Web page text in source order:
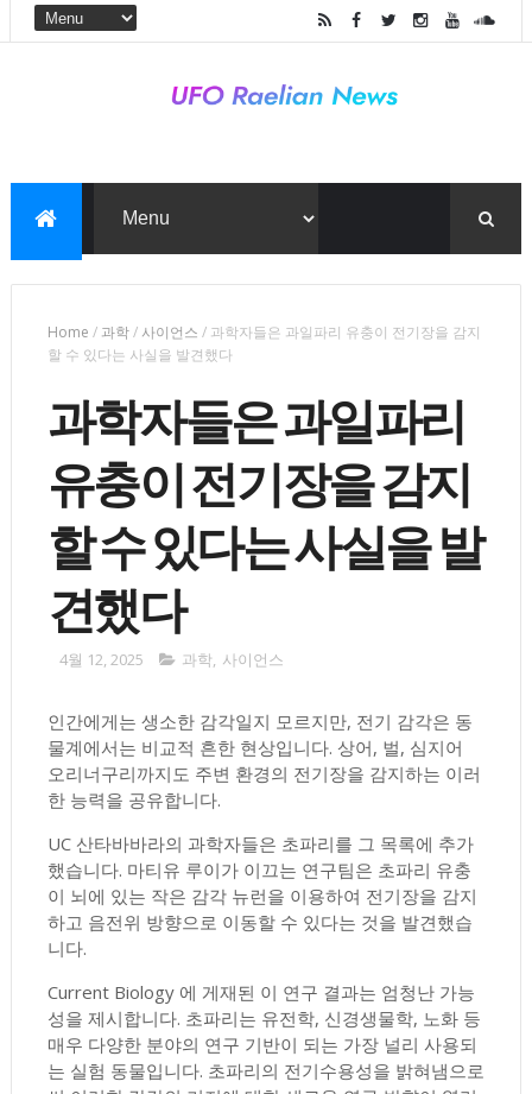
Home / 과학/ 사이언스 / 과학자들은 과일파리 유충이 전기장을 감지
할 수 있다는 사실을 발견했다
과학자들은 과일파리
유충이 전기장을 감지
할 수 있다는 사실을 발
견했다
4월 12, 2025 과학, 사이언스
인간에게는 생소한 감각일지 모르지만, 전기 감각은 동
물계에서는 비교적 흔한 현상입니다. 상어, 벌, 심지어
오리너구리까지도 주변 환경의 전기장을 감지하는 이러
한 능력을 공유합니다.
UC 산타바바라의 과학자들은 초파리를 그 목록에 추가
했습니다. 마티유 루이가 이끄는 연구팀은 초파리 유충
이 뇌에 있는 작은 감각 뉴런을 이용하여 전기장을 감지
하고 음전위 방향으로 이동할 수 있다는 것을 발견했습
니다.
Current Biology 에 게재된 이 연구 결과는 엄청난 가능
성을 제시합니다. 초파리는 유전학, 신경생물학, 노화 등
매우 다양한 분야의 연구 기반이 되는 가장 널리 사용되
는 실험 동물입니다. 초파리의 전기수용성을 밝혀냄으로